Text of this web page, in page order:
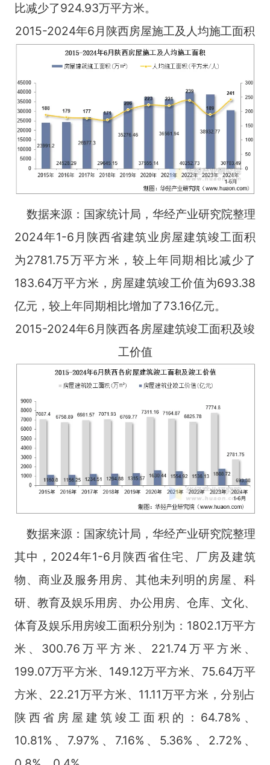
比减少了924.93万平方米。
2015-2024年6月陕西房屋施工及人均施工面积
数据来源：国家统计局，华经产业研究院整理
2024年1-6月陕西省建筑业房屋建筑竣工面积
为2781.75万平方米，较上年同期相比减少了
183.64万平方米，房屋建筑竣工价值为693.38
亿元，较上年同期相比增加了73.16亿元。
2015-2024年6月陕西各房屋建筑竣工面积及竣
工价值
数据来源：国家统计局，华经产业研究院整理
其中，2024年1-6月陕西省住宅、厂房及建筑
物、商业及服务用房、其他未列明的房屋、科
研、教育及娱乐用房、办公用房、仓库、文化、
体育及娱乐用房竣工面积分别为：1802.1万平方
米、300.76万平方米、221.74万平方米、
199.07万平方米、149.12万平方米、75.64万平
方米、22.21万平方米、11.11万平方米，分别占
陕西省房屋建筑竣工面积的：64.78%、
10.81%、7.97%、7.16%、5.36%、2.72%、